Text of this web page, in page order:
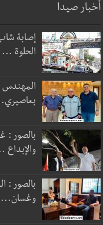
أخبار صيدا
إصابة
الحلوة ...
المهندس
بالصور :
والإبداع
بالصور :
وغسان...